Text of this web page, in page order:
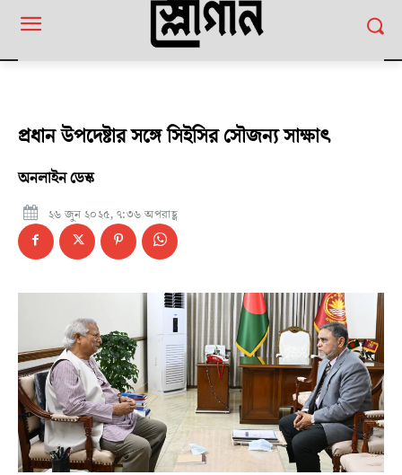
প্রধান উপদেষ্টার সঙ্গে সিইসির সৌজন্য সাক্ষাৎ
অনলাইন ডেস্ক
২৬ জুন ২০২৫, ৭:৩৬ অপরাহ্ণ